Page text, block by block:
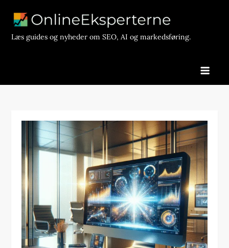
contentLæs guides og nyheder om SEO, AI og markedsføring.